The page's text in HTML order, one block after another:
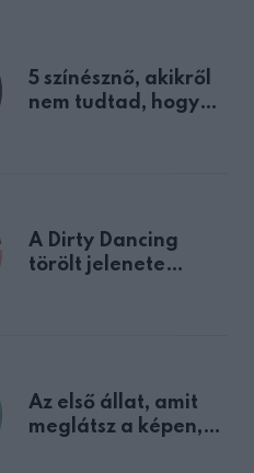
5 színésznő, akikről
nem tudtad, hogy
A Dirty Dancing
törölt jelenete
Az első állat, amit
meglátsz a képen,